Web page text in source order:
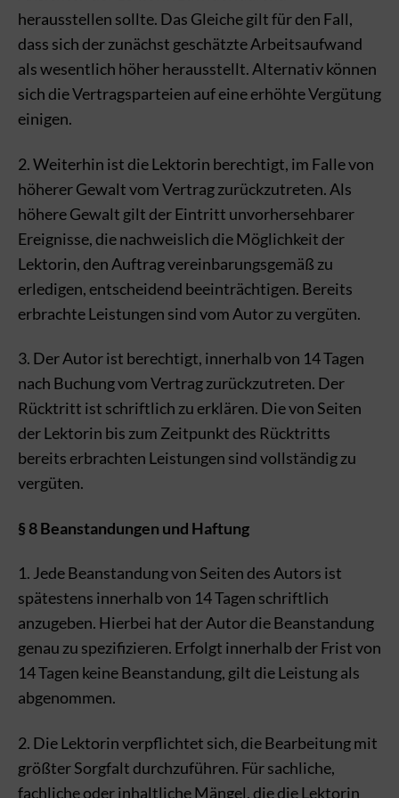
herausstellen sollte. Das Gleiche gilt für den Fall,
dass sich der zunächst geschätzte Arbeitsaufwand
als wesentlich höher herausstellt. Alternativ können
sich die Vertragsparteien auf eine erhöhte Vergütung
einigen.
2. Weiterhin ist die Lektorin berechtigt, im Falle von
höherer Gewalt vom Vertrag zurückzutreten. Als
höhere Gewalt gilt der Eintritt unvorhersehbarer
Ereignisse, die nachweislich die Möglichkeit der
Lektorin, den Auftrag vereinbarungsgemäß zu
erledigen, entscheidend beeinträchtigen. Bereits
erbrachte Leistungen sind vom Autor zu vergüten.
3. Der Autor ist berechtigt, innerhalb von 14 Tagen
nach Buchung vom Vertrag zurückzutreten. Der
Rücktritt ist schriftlich zu erklären. Die von Seiten
der Lektorin bis zum Zeitpunkt des Rücktritts
bereits erbrachten Leistungen sind vollständig zu
vergüten.
§ 8 Beanstandungen und Haftung
1. Jede Beanstandung von Seiten des Autors ist
spätestens innerhalb von 14 Tagen schriftlich
anzugeben. Hierbei hat der Autor die Beanstandung
genau zu spezifizieren. Erfolgt innerhalb der Frist von
14 Tagen keine Beanstandung, gilt die Leistung als
abgenommen.
2. Die Lektorin verpflichtet sich, die Bearbeitung mit
größter Sorgfalt durchzuführen. Für sachliche,
fachliche oder inhaltliche Mängel, die die Lektorin